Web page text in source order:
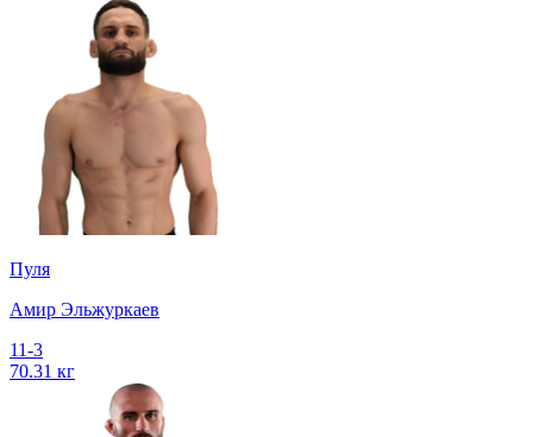
Пуля
Амир Эльжуркаев
11-3
70.31 кг